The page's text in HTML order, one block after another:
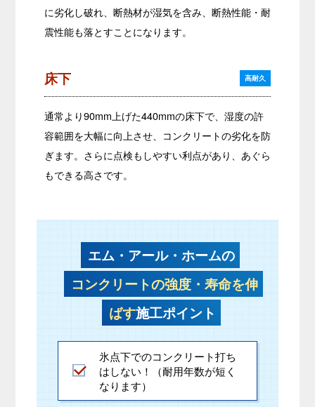
に劣化し破れ、断熱材が湿気を含み、断熱性能・耐
震性能も落とすことになります。
床下 高耐久
通常より90mm上げた440mmの床下で、湿度の許
容範囲を大幅に向上させ、コンクリートの劣化を防
ぎます。さらに点検もしやすい利点があり、あぐら
もできる高さです。
エム・アール・ホームの
コンクリートの強度・寿命を伸
ばす施工ポイント
氷点下でのコンクリート打ち
はしない！（耐用年数が短く
なります）